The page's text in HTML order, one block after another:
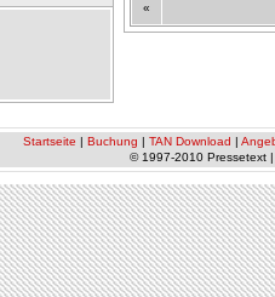
«
Startseite | Buchung | TAN Download |
© 1997-2010 Pressetext